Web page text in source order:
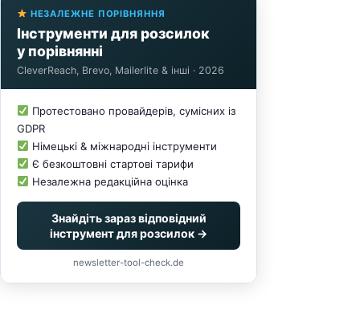
НЕЗАЛЕЖНЕ ПОРІВНЯННЯ
Інструменти для розсилок
у порівнянні
CleverReach, Brevo, Mailerlite & інші · 2026
Протестовано провайдерів, сумісних із
GDPR
Німецькі & міжнародні інструменти
Є безкоштовні стартові тарифи
Незалежна редакційна оцінка
Знайдіть зараз відповідний
інструмент для розсилок →
newsletter-tool-check.de